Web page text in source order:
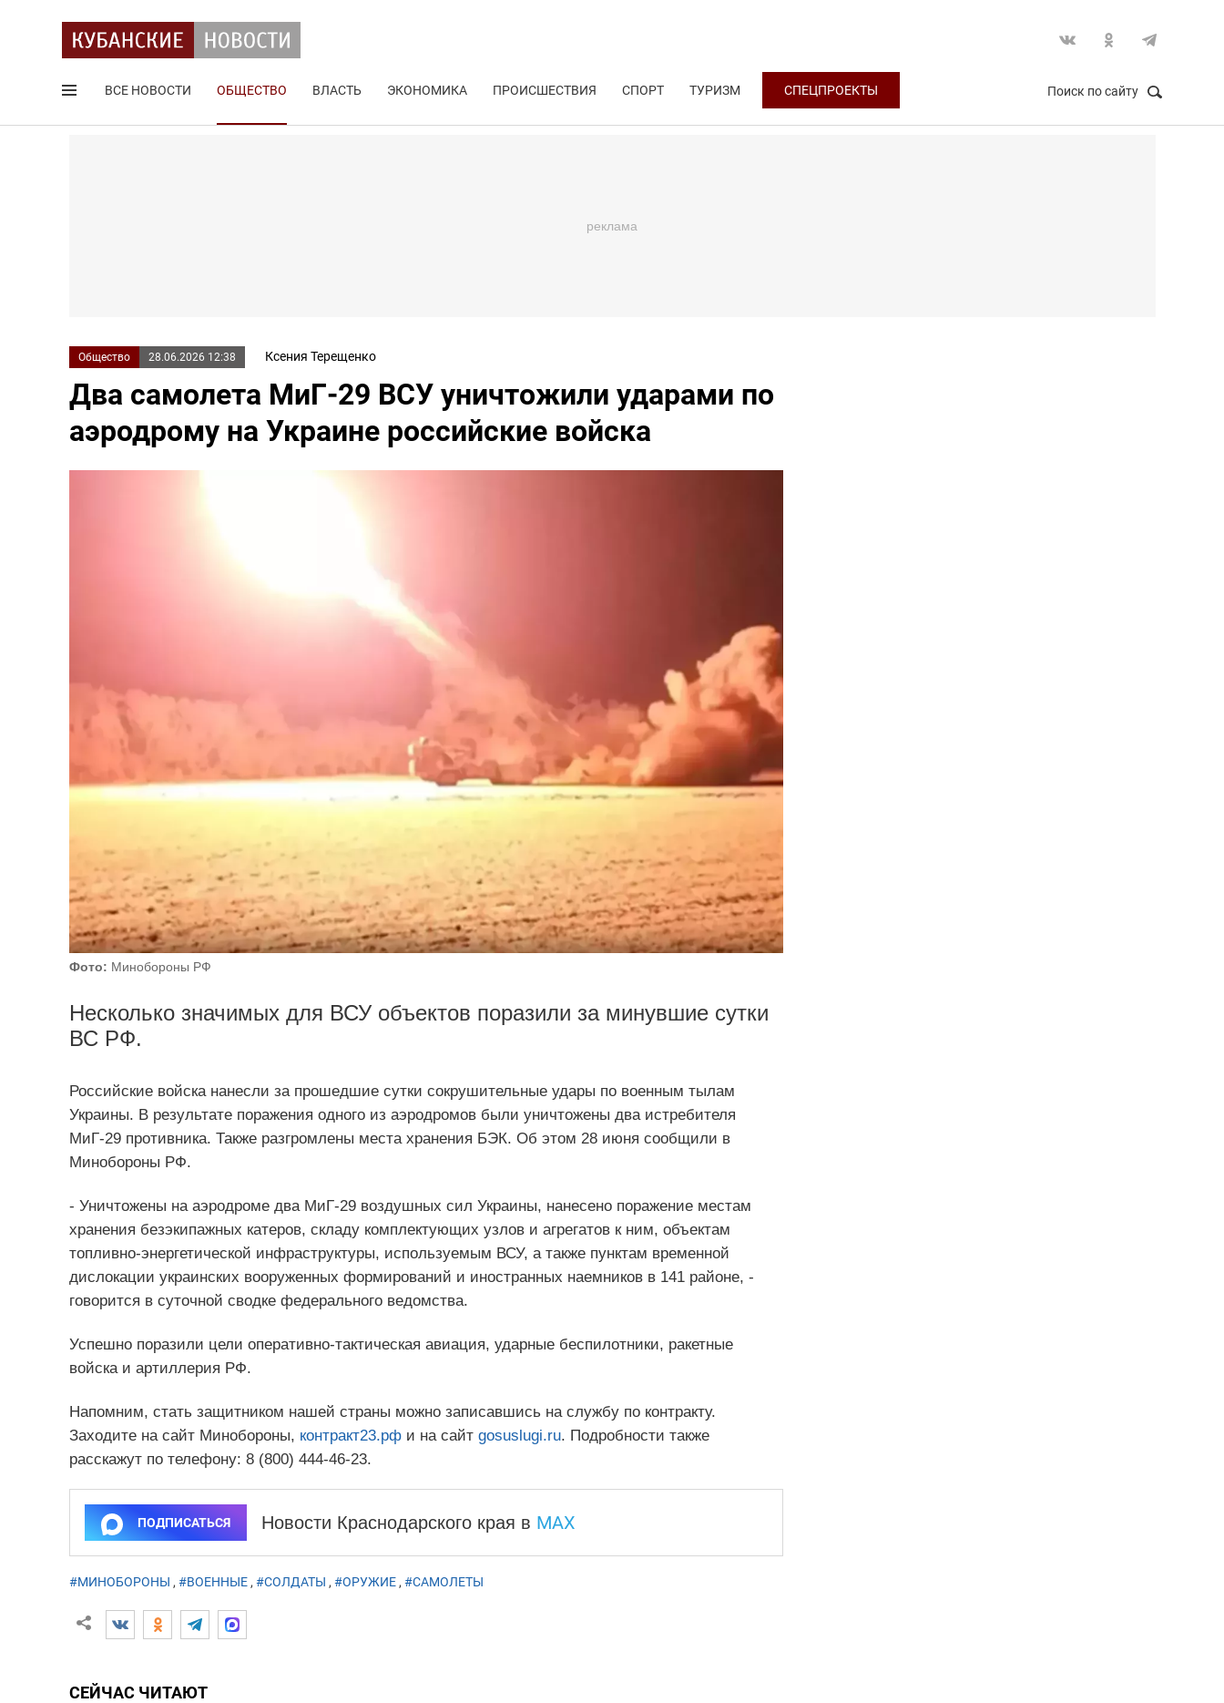
ВСЕ НОВОСТИ ОБЩЕСТВО ВЛАСТЬ ЭКОНОМИКА ПРОИСШЕСТВИЯ СПОРТ ТУРИЗМ СПЕЦПРОЕКТЫ Поиск по сайту
Общество 28.06.2026 12:38 Ксения Терещенко
Два самолета МиГ-29 ВСУ уничтожили ударами по
аэродрому на Украине российские войска
Фото: Минобороны РФ
Несколько значимых для ВСУ объектов поразили за минувшие сутки
ВС РФ.
Российские войска нанесли за прошедшие сутки сокрушительные удары по военным тылам
Украины. В результате поражения одного из аэродромов были уничтожены два истребителя
МиГ-29 противника. Также разгромлены места хранения БЭК. Об этом 28 июня сообщили в
Минобороны РФ.
- Уничтожены на аэродроме два МиГ-29 воздушных сил Украины, нанесено поражение местам
хранения безэкипажных катеров, складу комплектующих узлов и агрегатов к ним, объектам
топливно-энергетической инфраструктуры, используемым ВСУ, а также пунктам временной
дислокации украинских вооруженных формирований и иностранных наемников в 141 районе, -
говорится в суточной сводке федерального ведомства.
Успешно поразили цели оперативно-тактическая авиация, ударные беспилотники, ракетные
войска и артиллерия РФ.
Напомним, стать защитником нашей страны можно записавшись на службу по контракту.
Заходите на сайт Минобороны, контракт23.рфи на сайт gosuslugi.ru. Подробности также
расскажут по телефону: 8 (800) 444-46-23.
ПОДПИСАТЬСЯ Новости Краснодарского края в MAX
#МИНОБОРОНЫ , #ВОЕННЫЕ, #СОЛДАТЫ , #ОРУЖИЕ, #САМОЛЕТЫ
СЕЙЧАС ЧИТАЮТ